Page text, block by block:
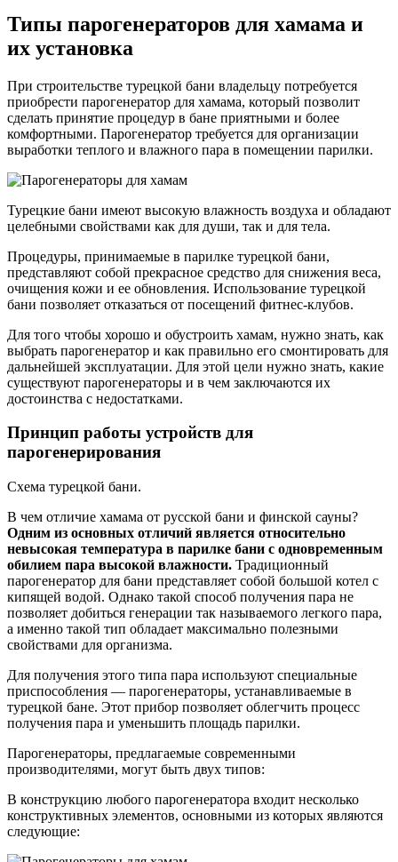
Типы парогенераторов для хамама и
их установка
При строительстве турецкой бани владельцу потребуется
приобрести парогенератор для хамама, который позволит
сделать принятие процедур в бане приятными и более
комфортными. Парогенератор требуется для организации
выработки теплого и влажного пара в помещении парилки.
Турецкие бани имеют высокую влажность воздуха и обладают
целебными свойствами как для души, так и для тела.
Процедуры, принимаемые в парилке турецкой бани,
представляют собой прекрасное средство для снижения веса,
очищения кожи и ее обновления. Использование турецкой
бани позволяет отказаться от посещений фитнес-клубов.
Для того чтобы хорошо и обустроить хамам, нужно знать, как
выбрать парогенератор и как правильно его смонтировать для
дальнейшей эксплуатации. Для этой цели нужно знать, какие
существуют парогенераторы и в чем заключаются их
достоинства с недостатками.
Принцип работы устройств для
парогенерирования
Схема турецкой бани.
В чем отличие хамама от русской бани и финской сауны?
Одним из основных отличий является относительно
невысокая температура в парилке бани с одновременным
обилием пара высокой влажности. Традиционный
парогенератор для бани представляет собой большой котел с
кипящей водой. Однако такой способ получения пара не
позволяет добиться генерации так называемого легкого пара,
а именно такой тип обладает максимально полезными
свойствами для организма.
Для получения этого типа пара используют специальные
приспособления — парогенераторы, устанавливаемые в
турецкой бане. Этот прибор позволяет облегчить процесс
получения пара и уменьшить площадь парилки.
Парогенераторы, предлагаемые современными
производителями, могут быть двух типов:
В конструкцию любого парогенератора входит несколько
конструктивных элементов, основными из которых являются
следующие: